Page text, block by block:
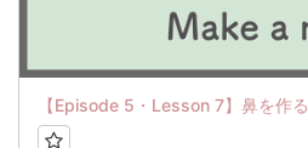
【Episode 5・Lesson 7】鼻を作る